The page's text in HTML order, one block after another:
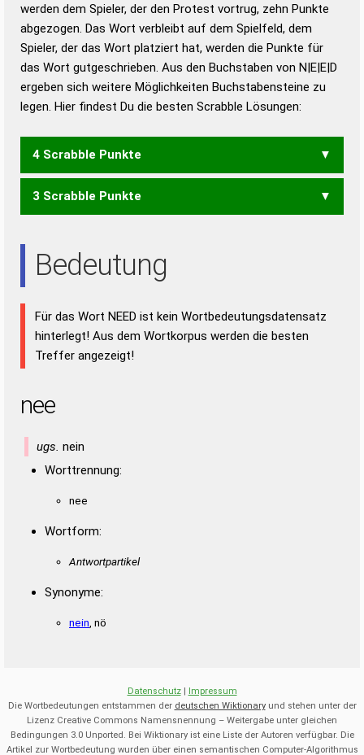
Duden – Standardwerk in 12 Bänden
Duden – Richtiges und gutes
Deutsch
Duden – Die deutsche Grammatik
Duden – Deutsches
Universalwörterbuch
werden dem Spieler, der den Protest vortrug, zehn Punkte
abgezogen. Das Wort verbleibt auf dem Spielfeld, dem
Spieler, der das Wort platziert hat, werden die Punkte für
das Wort gutgeschrieben. Aus den Buchstaben von N|E|E|D
ergeben sich weitere Möglichkeiten Buchstabensteine zu
legen. Hier findest Du die besten Scrabble Lösungen:
4 Scrabble Punkte
EDEN ENDE
3 Scrabble Punkte
Bedeutung
Für das Wort NEED ist kein Wortbedeutungsdatensatz
hinterlegt! Aus dem Wortkorpus werden die besten
Treffer angezeigt!
nee
ugs. nein
Worttrennung:
nee
Wortform:
Antwortpartikel
Synonyme:
nein , nö
Datenschutz| Impressum
Die Wortbedeutungen entstammen der deutschen Wiktionaryund stehen unter der
Lizenz Creative Commons Namensnennung – Weitergabe unter gleichen
Bedingungen 3.0 Unported. Bei Wiktionary ist eine Liste der Autoren verfügbar. Die
Artikel zur Wortbedeutung wurden über einen semantischen Computer-Algorithmus